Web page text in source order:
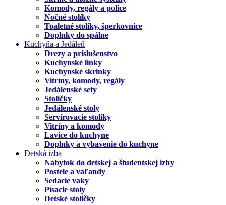
Komody, regály a police
Nočné stolíky
Toaletné stolíky, šperkovnice
Doplnky do spálne
Kuchyňa a Jedáleň
Drezy a príslušenstvo
Kuchynské linky
Kuchynské skrinky
Vitríny, komody, regály
Jedálenské sety
Stoličky
Jedálenské stoly
Servírovacie stolíky
Vitríny a komody
Lavice do kuchyne
Doplnky a vybavenie do kuchyne
Detská izba
Nábytok do detskej a študentskej izby
Postele a váľandy
Sedacie vaky
Písacie stoly
Detské stoličky